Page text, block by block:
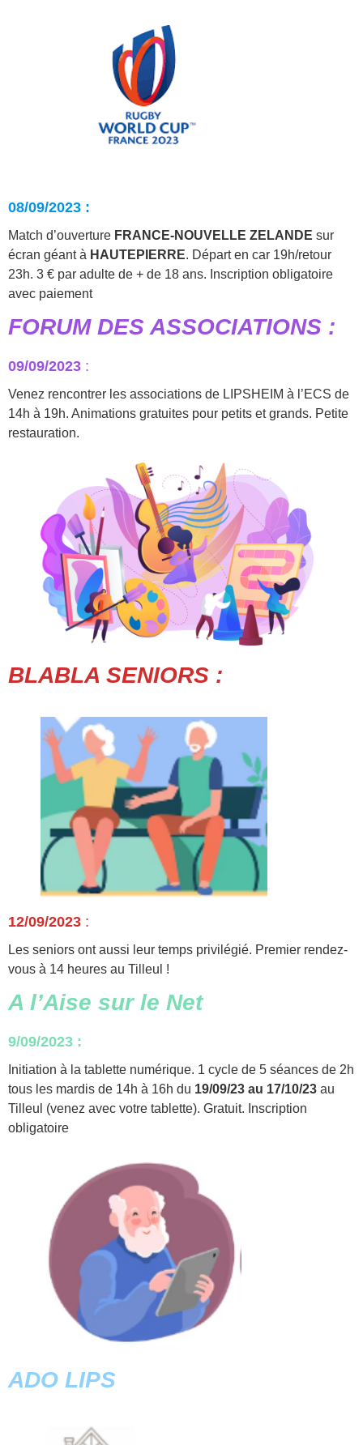
08/09/2023 :
Match d’ouverture FRANCE-NOUVELLE ZELANDE sur
écran géant à HAUTEPIERRE. Départ en car 19h/retour
23h. 3 € par adulte de + de 18 ans. Inscription obligatoire
avec paiement
FORUM DES ASSOCIATIONS :
09/09/2023 :
Venez rencontrer les associations de LIPSHEIM à l’ECS de
14h à 19h. Animations gratuites pour petits et grands. Petite
restauration.
BLABLA SENIORS :
12/09/2023 :
Les seniors ont aussi leur temps privilégié. Premier rendez-
vous à 14 heures au Tilleul !
A l’Aise sur le Net
9/09/2023 :
Initiation à la tablette numérique. 1 cycle de 5 séances de 2h
tous les mardis de 14h à 16h du 19/09/23 au 17/10/23 au
Tilleul (venez avec votre tablette). Gratuit. Inscription
obligatoire
ADO LIPS